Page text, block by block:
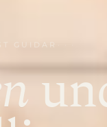
GUIDAR